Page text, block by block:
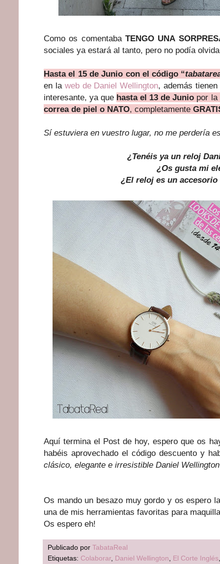
Como os comentaba TENGO UNA
sociales ya estará al tanto, pero no podía
Hasta el 15 de Junio con el código “
en la web de Daniel Wellington, además
interesante, ya que hasta el 13 de Junio por la
correa de piel o NATO, completamente
Sí estuviera en vuestro lugar, no me perdería
¿Tenéis ya un reloj
¿Os gusta mi
¿El reloj es un
Aquí termina el Post de hoy, espero que os
habéis aprovechado el código descuento y
clásico, elegante e irresistible Daniel Wellington
Os mando un besazo muy gordo y os espero
una de mis herramientas favoritas para
Os espero eh!
Publicado por TabataReal
Etiquetas: Colaborar, Daniel Wellington El Corte Inglés